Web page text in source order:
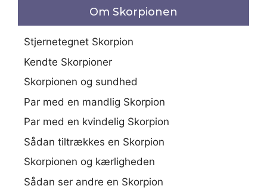
Om Skorpionen
Stjernetegnet Skorpion
Kendte Skorpioner
Skorpionen og sundhed
Par med en mandlig Skorpion
Par med en kvindelig Skorpion
Sådan tiltrækkes en Skorpion
Skorpionen og kærligheden
Sådan ser andre en Skorpion